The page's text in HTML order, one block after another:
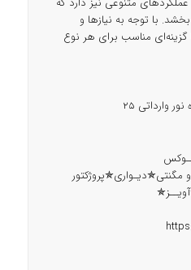
با توجه به نیازها و
مناسب برای هر نوع
وارداتی 25
مگنتی✯دیـواری✯پروژکتور